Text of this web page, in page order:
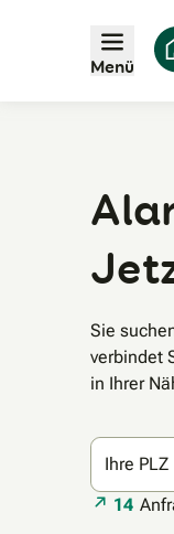
Menü
Sie
verbindet
in Ihrer
Ihre PLZ
14